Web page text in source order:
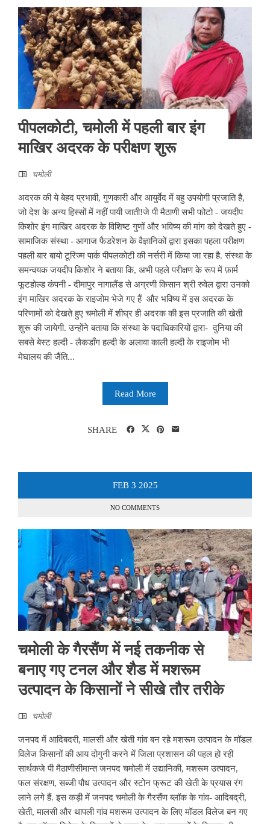
पीपलकोटी, चमोली में पहली बार इंग
माखिर अदरक के परीक्षण शुरू
चमोली
अदरक की ये बेहद प्रभावी, गुणकारी और आयुर्वेद में बहु उपयोगी प्रजाति है,
जो देश के अन्य हिस्सों में नहीं पायी जाती!जे पी मैठाणी सभी फोटो - जयदीप
किशोर इंग माखिर अदरक के विशिष्ट गुणों और भविष्य की मांग को देखते हुए -
सामाजिक संस्था - आगाज फैडरेशन के वैज्ञानिकों द्वारा इसका पहला परीक्षण
पहली बार बायो टूरिज्म पार्क पीपलकोटी की नर्सरी में किया जा रहा है. संस्था के
समन्वयक जयदीप किशोर ने बताया कि, अभी पहले परीक्षण के रूप में फ़ार्म
फूटहोल्ड कंपनी - दीमापुर नागालैंड से अग्रणी किसान श्री रुवेल द्वारा उनको
इंग माखिर अदरक के राइजोम भेजे गए हैं और भविष्य में इस अदरक के
परिणामों को देखते हुए चमोली में शीघ्र ही अदरक की इस प्रजाति की खेती
शुरू की जायेगी. उन्होंने बताया कि संस्था के पदाधिकारियों द्वारा- दुनिया की
सबसे बेस्ट हल्दी - लैकडाँग हल्दी के अलावा काली हल्दी के राइजोम भी
मेघालय की जैंति...
Read More
SHARE
FEB 3 2025
NO COMMENTS
चमोली के गैरसैंण में नई तकनीक से
बनाए गए टनल और शैड में मशरूम
उत्पादन के किसानों ने सीखे तौर तरीके
चमोली
जनपद में आदिबदरी, मालसी और खेती गांव बन रहे मशरूम उत्पादन के मॉडल
विलेज किसानों की आय दोगुनी करने में जिला प्रशासन की पहल हो रही
सार्थकजे पी मैठाणीसीमान्त जनपद चमोली में उद्यानिकी, मशरूम उत्पादन,
फल संरक्षण, सब्जी पौध उत्पादन और स्टोन फ्रूट की खेती के प्रयास रंग
लाने लगे हैं. इस कड़ी में जनपद चमोली के गैरसैंण ब्लॉक के गांव- आदिबद्री,
खेती, मालसी और थापली गांव मशरूम उत्पादन के लिए मॉडल विलेज बन गए